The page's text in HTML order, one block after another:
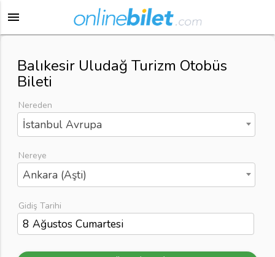
menu
Balıkesir Uludağ Turizm Otobüs
Bileti
Nereden
İstanbul Avrupa
Nereye
Ankara (Aşti)
Gidiş Tarihi